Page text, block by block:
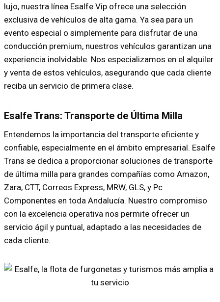
lujo, nuestra línea Esalfe Vip ofrece una selección
exclusiva de vehículos de alta gama. Ya sea para un
evento especial o simplemente para disfrutar de una
conducción premium, nuestros vehículos garantizan una
experiencia inolvidable. Nos especializamos en el alquiler
y venta de estos vehículos, asegurando que cada cliente
reciba un servicio de primera clase.
Esalfe Trans: Transporte de Última Milla
Entendemos la importancia del transporte eficiente y
confiable, especialmente en el ámbito empresarial. Esalfe
Trans se dedica a proporcionar soluciones de transporte
de última milla para grandes compañías como Amazon,
Zara, CTT, Correos Express, MRW, GLS, y Pc
Componentes en toda Andalucía. Nuestro compromiso
con la excelencia operativa nos permite ofrecer un
servicio ágil y puntual, adaptado a las necesidades de
cada cliente.